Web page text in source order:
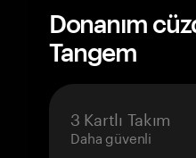
Donanım
Tangem
3 Kartlı Takım
Daha güvenli